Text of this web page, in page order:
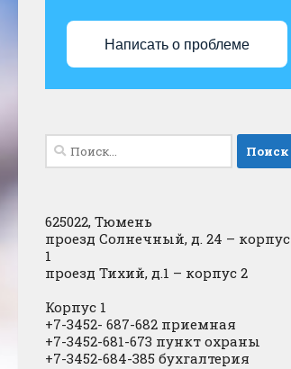
Написать о проблеме
Найти:
625022, Тюмень
проезд Солнечный, д. 24 – корпус
1
проезд Тихий, д.1 – корпус 2
Корпус 1
+7-3452- 687-682 приемная
+7-3452-681-673 пункт охраны
+7-3452-684-385 бухгалтерия